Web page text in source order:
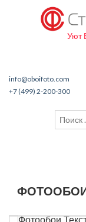
Уют
info@oboifoto.com
+7 (499) 2-200-300
ФОТООБОИ